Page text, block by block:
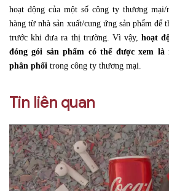
hoạt động của một số công ty thương
hàng từ nhà sản xuất/cung ứng sản phẩm để
trước khi đưa ra thị trường. Vì vậy,hoạt
đóng gói sản phẩm có thể được xem
phân phối trong công ty thương mại.
Tin liên quan